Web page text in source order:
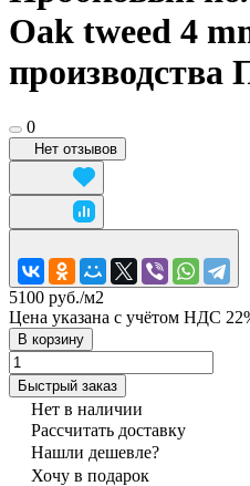
Oak tweed 4
производства
0
Нет отзывов
5100 руб./м2
Цена указана с учётом НДС
В корзину
Быстрый заказ
Нет в наличии
Рассчитать доставку
Нашли дешевле?
Хочу в подарок